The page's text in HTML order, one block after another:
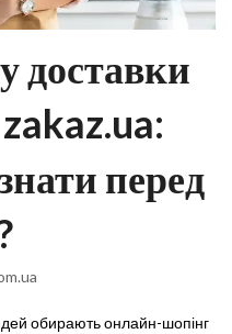
доставки
перед
обирають онлайн-шопінг